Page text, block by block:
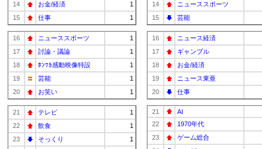
14
お金/経済
1
15
仕事 1
16 ニューススポーツ
1
17
討論・議論
1
18
ﾎﾝﾜｶ感動映像特設
1
19
芸能
1
20
お笑い 1
21 テレビ
1
22
飲食
1
23
そっくり
1
14
ニューススポーツ
15
芸能
16
ニュース経済
17
ギャンブル
18
お金/経済
19
ニュース東亜
20
仕事
21
AI
22
1970年代
23
ゲーム総合